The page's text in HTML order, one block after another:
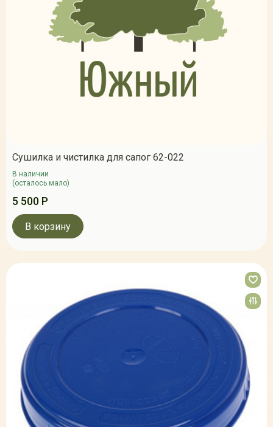
Сушилка и чистилка для сапог 62-022
В наличии
(осталось мало)
5 500 Р
В корзину